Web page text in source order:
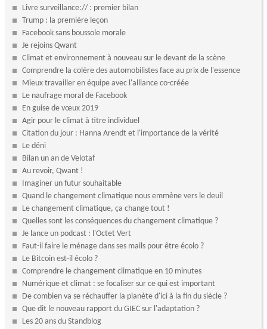
Livre surveillance:// : premier bilan
Trump : la première leçon
Facebook sans boussole morale
Je rejoins Qwant
Climat et environnement à nouveau sur le devant de la scène
Comprendre la colère des automobilistes face au prix de l'essence
Mieux travailler en équipe avec l'alliance co-créée
Le naufrage moral de Facebook
En guise de vœux 2019
Agir pour le climat à titre individuel
Citation du jour : Hanna Arendt et l'importance de la vérité
Le déni
Bilan un an de Velotaf
Au revoir, Qwant !
Imaginer un futur souhaitable
Quand le changement climatique nous emmène vers le deuil
Le changement climatique, ça change tout !
Quelles sont les conséquences du changement climatique ?
Je lance un podcast : l'Octet Vert
Faut-il faire le ménage dans ses mails pour être écolo ?
Le Bitcoin est-il écolo ?
Comprendre le changement climatique en 10 minutes
Numérique et climat : se focaliser sur ce qui est important
De combien va se réchauffer la planète d'ici à la fin du siècle ?
Que dit le nouveau rapport du GIEC sur l'adaptation ?
Les 20 ans du Standblog